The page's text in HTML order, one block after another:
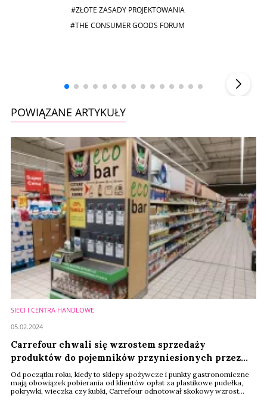
#ZŁOTE ZASADY PROJEKTOWANIA
#THE CONSUMER GOODS FORUM
POWIĄZANE ARTYKUŁY
SIECI I CENTRA HANDLOWE
Carrefour chwali się wzrostem sprzedaży
produktów do pojemników przyniesionych przez
klientów. Dotyczy to także środków czystości i
kosmetyków
Od początku roku, kiedy to sklepy spożywcze i punkty gastronomiczne
mają obowiązek pobierania od klientów opłat za plastikowe pudełka,
pokrywki, wieczka czy kubki, Carrefour odnotował skokowy wzrost
05.02.2024